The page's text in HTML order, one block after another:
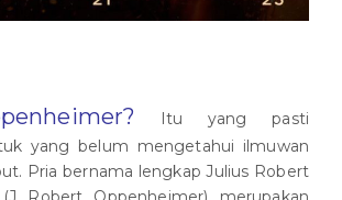
Itu yang pasti
yang belum mengetahui ilmuwan
Pria bernama lengkap Julius Robert